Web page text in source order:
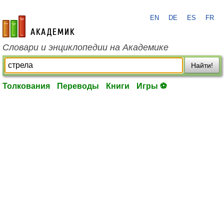
academic.ru
EN DE ES FR
Словари и энциклопедии на Академике
Найти!
Толкования Переводы Книги Игры ⚽